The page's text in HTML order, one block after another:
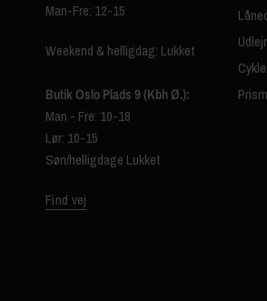
Man-Fre: 12-15
Weekend & helligdag: Lukket
Butik Oslo Plads 9 (Kbh Ø.):
Man - Fre: 10-18
Lør: 10-15
Søn/helligdage Lukket
Find vej